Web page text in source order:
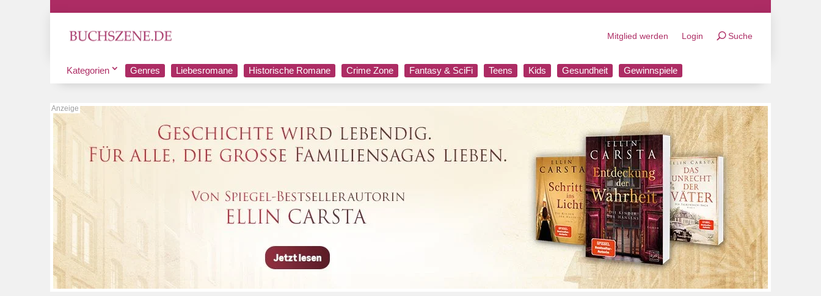
Mitglied werden Login Suche
Kategorien Genres Liebesromane Historische Romane Crime Zone Fantasy & SciFi Teens Kids Gesundheit Gewinnspiele